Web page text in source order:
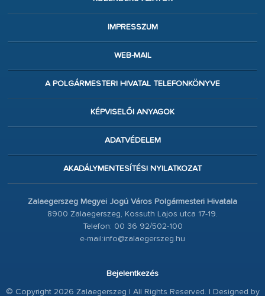
IMPRESSZUM
WEB-MAIL
A POLGÁRMESTERI HIVATAL TELEFONKÖNYVE
KÉPVISELŐI ANYAGOK
ADATVÉDELEM
AKADÁLYMENTESÍTÉSI NYILATKOZAT
Zalaegerszeg Megyei Jogú Város Polgármesteri Hivatala
8900 Zalaegerszeg, Kossuth Lajos utca 17-19.
Telefon: 00 36 92/502-100
e-mail:info@zalaegerszeg.hu
Bejelentkezés
© Copyright 2026 Zalaegerszeg | All Rights Reserved. | Designed by